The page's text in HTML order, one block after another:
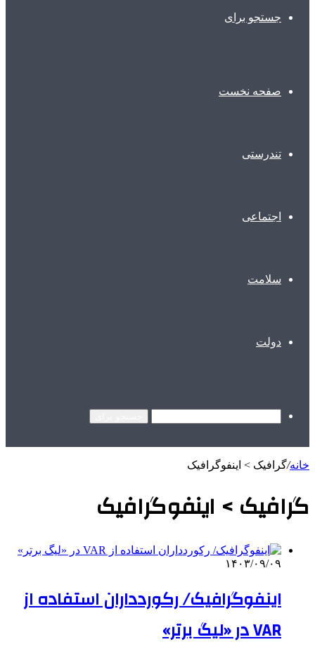
جستجو برای
صفحه نخست
تندرستی
اجتماعی
سلامت
دولت
خانه/گرافیک > اینفوگرافیک
گرافیک > اینفوگرافیک
۱۴۰۳/۰۹/۰۹
اینفوگرافیک/ رکوردداران استفاده از
VAR در «لیگ برتر»